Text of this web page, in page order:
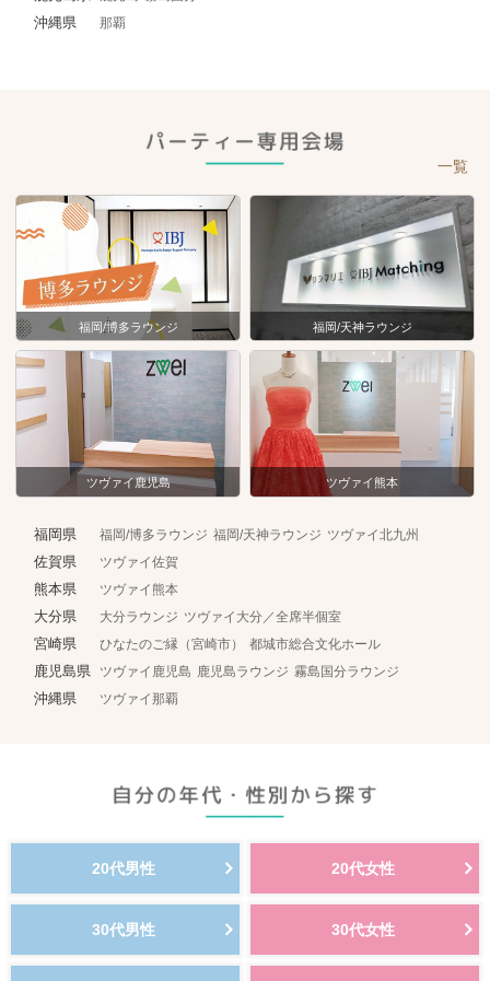
沖縄県 那覇
一覧
福岡/博多ラウンジ 福岡/天神ラウンジ
ツヴァイ鹿児島 ツヴァイ熊本
福岡県 福岡/博多ラウンジ 福岡/天神ラウンジ ツヴァイ北九州
佐賀県 ツヴァイ佐賀
熊本県 ツヴァイ熊本
大分県 大分ラウンジ ツヴァイ大分／全席半個室
宮崎県 ひなたのご縁（宮崎市） 都城市総合文化ホール
鹿児島県 ツヴァイ鹿児島 鹿児島ラウンジ 霧島国分ラウンジ
沖縄県 ツヴァイ那覇
20代男性 20代女性
30代男性 30代女性